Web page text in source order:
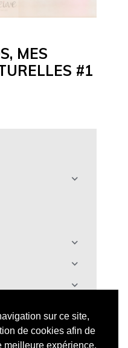
MES
#1
sur ce site,
de cookies afin de
meilleure expérience.